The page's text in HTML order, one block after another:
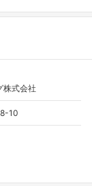
株式会社
10